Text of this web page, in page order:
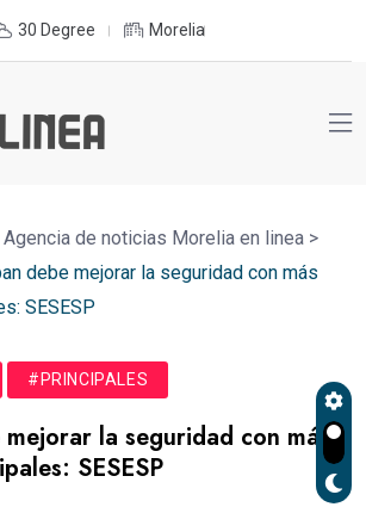
30 Degree Morelia
Agencia de noticias Morelia en linea >
debe mejorar la seguridad con más
SESESP
#PRINCIPALES
la seguridad con más
SESESP